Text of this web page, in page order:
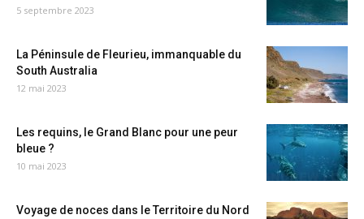
5 septembre 2023
La Péninsule de Fleurieu, immanquable du
South Australia
12 mai 2023
Les requins, le Grand Blanc pour une peur
bleue ?
10 mai 2023
Voyage de noces dans le Territoire du Nord